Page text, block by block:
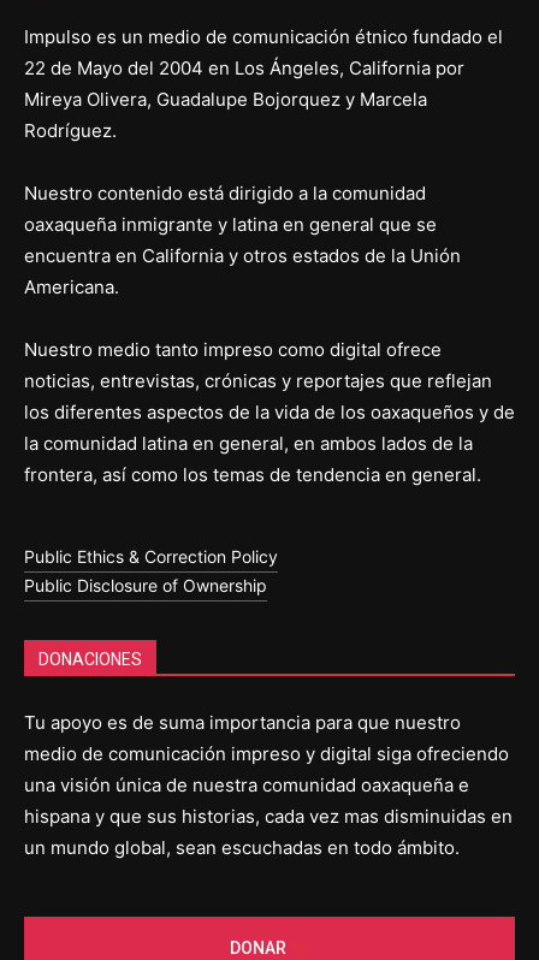
Impulso es un medio de comunicación étnico fundado el
22 de Mayo del 2004 en Los Ángeles, California por
Mireya Olivera, Guadalupe Bojorquez y Marcela
Rodríguez.
Nuestro contenido está dirigido a la comunidad
oaxaqueña inmigrante y latina en general que se
encuentra en California y otros estados de la Unión
Americana.
Nuestro medio tanto impreso como digital ofrece
noticias, entrevistas, crónicas y reportajes que reflejan
los diferentes aspectos de la vida de los oaxaqueños y de
la comunidad latina en general, en ambos lados de la
frontera, así como los temas de tendencia en general.
Public Ethics & Correction Policy
Public Disclosure of Ownership
DONACIONES
Tu apoyo es de suma importancia para que nuestro
medio de comunicación impreso y digital siga ofreciendo
una visión única de nuestra comunidad oaxaqueña e
hispana y que sus historias, cada vez mas disminuidas en
un mundo global, sean escuchadas en todo ámbito.
DONAR